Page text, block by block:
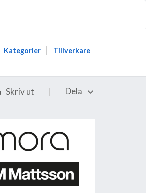
Kategorier Tillverkare
Skriv ut Dela